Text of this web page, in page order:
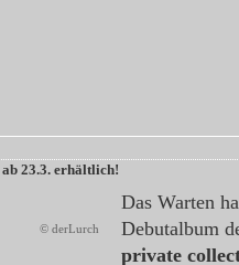
ab 23.3. erhältlich!
© derLurch
Das Warten
Debutalbum
private